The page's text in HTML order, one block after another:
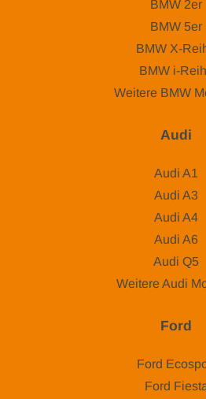
BMW 2er
BMW 5er
BMW X-
BMW i-
Weitere BMW
Audi
Audi A1
Audi A3
Audi A4
Audi A6
Audi Q5
Weitere Audi
Ford
Ford
Ford